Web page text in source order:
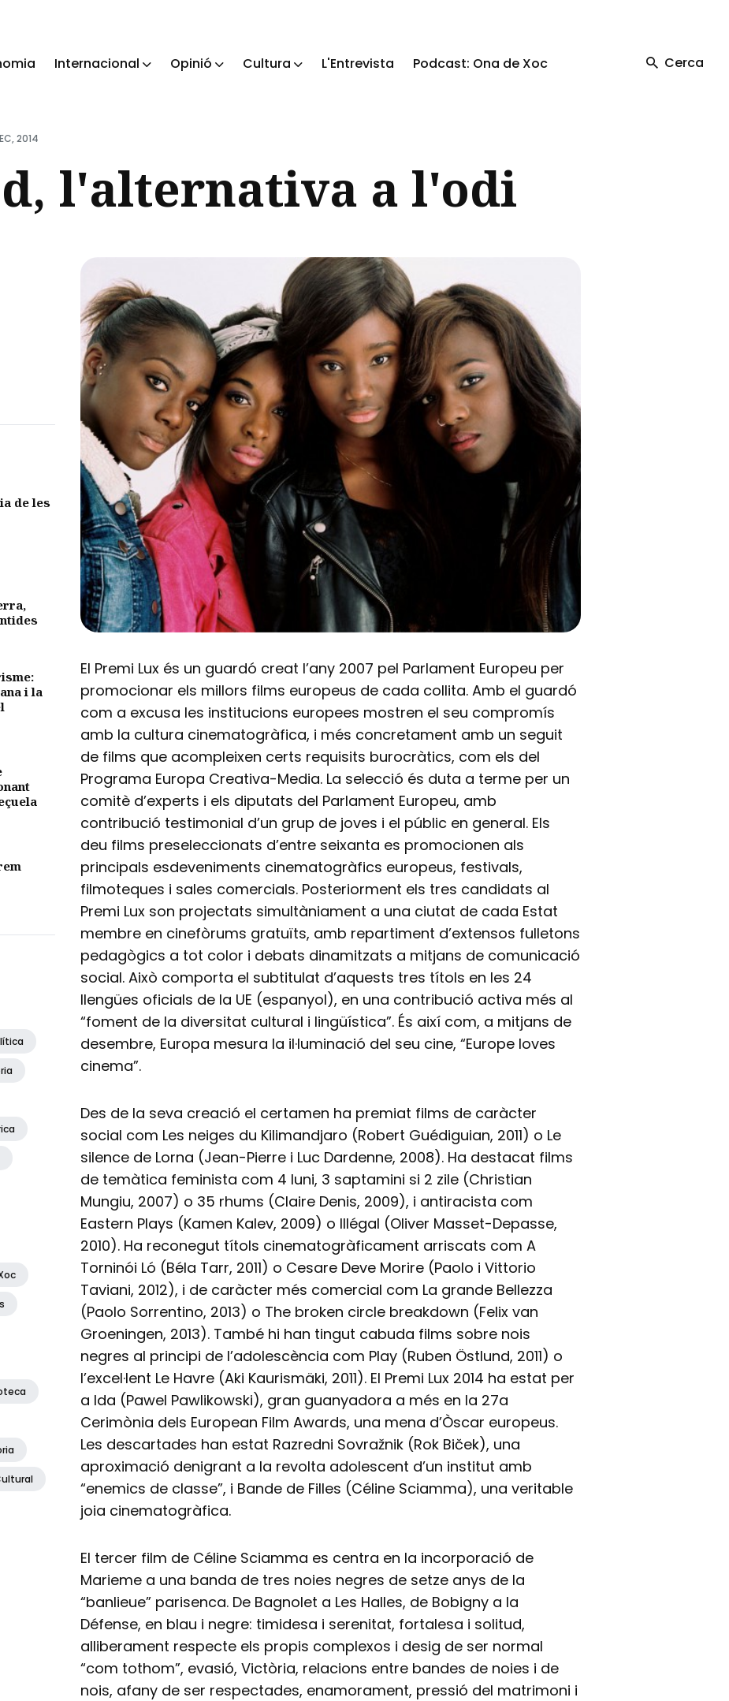
Internacional Opinió Cultura L'Entrevista Podcast: Ona de Xoc Cerca
2014
l'alternativa a l'odi
de les
i la
El Premi Lux és un guardó creat l’any 2007 pel Parlament Europeu per
promocionar els millors films europeus de cada collita. Amb el guardó
com a excusa les institucions europees mostren el seu compromís
amb la cultura cinematogràfica, i més concretament amb un seguit
de films que acompleixen certs requisits burocràtics, com els del
Programa Europa Creativa-Media. La selecció és duta a terme per un
comitè d’experts i els diputats del Parlament Europeu, amb
contribució testimonial d’un grup de joves i el públic en general. Els
deu films preseleccionats d’entre seixanta es promocionen als
principals esdeveniments cinematogràfics europeus, festivals,
filmoteques i sales comercials. Posteriorment els tres candidats al
Premi Lux son projectats simultàniament a una ciutat de cada Estat
membre en cinefòrums gratuïts, amb repartiment d’extensos fulletons
pedagògics a tot color i debats dinamitzats a mitjans de comunicació
social. Això comporta el subtitulat d’aquests tres títols en les 24
llengües oficials de la UE (espanyol), en una contribució activa més al
“foment de la diversitat cultural i lingüística”. És així com, a mitjans de
desembre, Europa mesura la il·luminació del seu cine, “Europe loves
cinema”.
Des de la seva creació el certamen ha premiat films de caràcter
social com Les neiges du Kilimandjaro (Robert Guédiguian, 2011) o Le
silence de Lorna (Jean-Pierre i Luc Dardenne, 2008). Ha destacat films
de temàtica feminista com 4 luni, 3 saptamini si 2 zile (Christian
Mungiu, 2007) o 35 rhums (Claire Denis, 2009), i antiracista com
Eastern Plays (Kamen Kalev, 2009) o Illégal (Oliver Masset-Depasse,
2010). Ha reconegut títols cinematogràficament arriscats com A
Torninói Ló (Béla Tarr, 2011) o Cesare Deve Morire (Paolo i Vittorio
Taviani, 2012), i de caràcter més comercial com La grande Bellezza
(Paolo Sorrentino, 2013) o The broken circle breakdown (Felix van
Groeningen, 2013). També hi han tingut cabuda films sobre nois
negres al principi de l’adolescència com Play (Ruben Östlund, 2011) o
l’excel·lent Le Havre (Aki Kaurismäki, 2011). El Premi Lux 2014 ha estat per
a Ida (Pawel Pawlikowski), gran guanyadora a més en la 27a
Cerimònia dels European Film Awards, una mena d’Òscar europeus.
Les descartades han estat Razredni Sovražnik (Rok Biček), una
aproximació denigrant a la revolta adolescent d’un institut amb
“enemics de classe”, i Bande de Filles (Céline Sciamma), una veritable
joia cinematogràfica.
El tercer film de Céline Sciamma es centra en la incorporació de
Marieme a una banda de tres noies negres de setze anys de la
“banlieue” parisenca. De Bagnolet a Les Halles, de Bobigny a la
Défense, en blau i negre: timidesa i serenitat, fortalesa i solitud,
alliberament respecte els propis complexos i desig de ser normal
“com tothom”, evasió, Victòria, relacions entre bandes de noies i de
nois, afany de ser respectades, enamorament, pressió del matrimoni i